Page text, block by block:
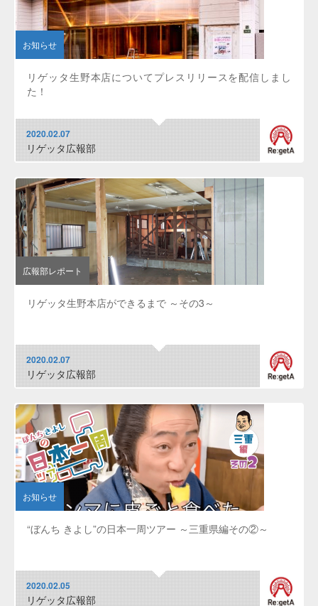
お知らせ
リゲッタ生野本店についてプレスリリースを配信しまし
た！
2020.02.07
リゲッタ広報部
広報部レポート
リゲッタ生野本店ができるまで ～その3～
2020.02.07
リゲッタ広報部
お知らせ
“ぼんち きよし”の日本一周ツアー ～三重県編その②～
2020.02.05
リゲッタ広報部